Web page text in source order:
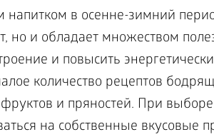
в осенне-зимний
но и обладает множеством
и повысить
количество рецептов
и пряностей. При
на собственные вкусовые